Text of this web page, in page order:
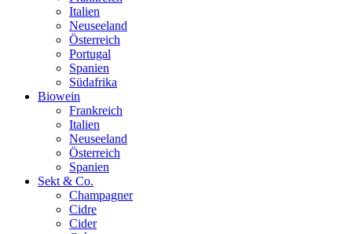
Italien
Neuseeland
Österreich
Portugal
Spanien
Südafrika
Biowein
Frankreich
Italien
Neuseeland
Österreich
Spanien
Sekt & Co.
Champagner
Cidre
Cider